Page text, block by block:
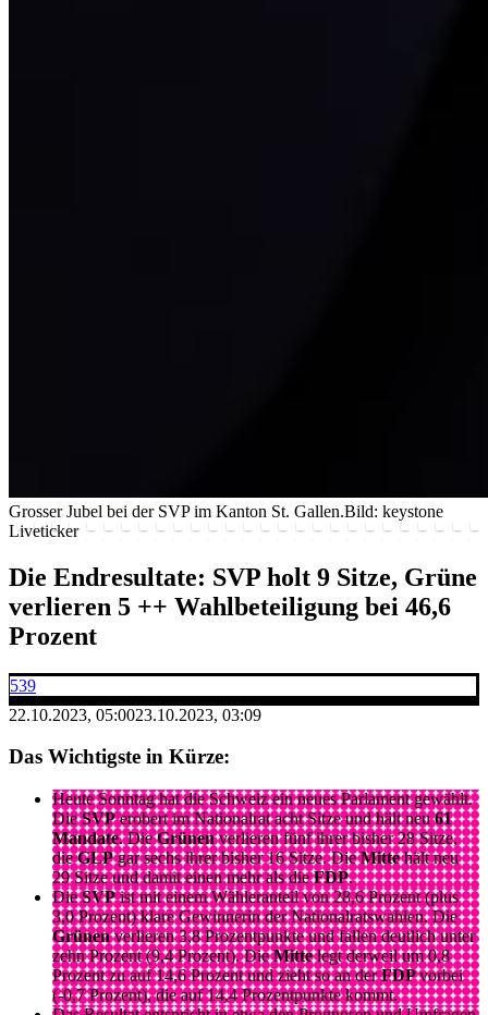
Grosser Jubel bei der SVP im Kanton St. Gallen.Bild: keystone
Liveticker
Die Endresultate: SVP holt 9 Sitze, Grüne
verlieren 5 ++ Wahlbeteiligung bei 46,6
Prozent
539
22.10.2023, 05:0023.10.2023, 03:09
Das Wichtigste in Kürze:
Heute Sonntag hat die Schweiz ein neues Parlament gewählt.
DieSVPerobert im Nationalrat acht Sitze und hält neu61
Mandate. DieGrünenverlieren fünf ihrer bisher 28 Sitze,
dieGLPgar sechs ihrer bisher 16 Sitze. DieMittehält neu
29 Sitze und damit einen mehr als dieFDP.
DieSVPist mit einem Wähleranteil von 28,6 Prozent (plus
3,0 Prozent) klare Gewinnerin der Nationalratswahlen. Die
Grünenverlieren 3,8 Prozentpunkte und fallen deutlich unter
zehn Prozent (9,4 Prozent). DieMittelegt derweil um 0,8
Prozent zu auf 14,6 Prozent und zieht so an derFDPvorbei
(-0,7 Prozent), die auf 14,4 Prozentpunkte kommt.